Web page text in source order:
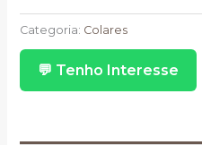
Colar
Pedra
Verde
Coloridas
Categoria: Colares
💬 Tenho Interesse